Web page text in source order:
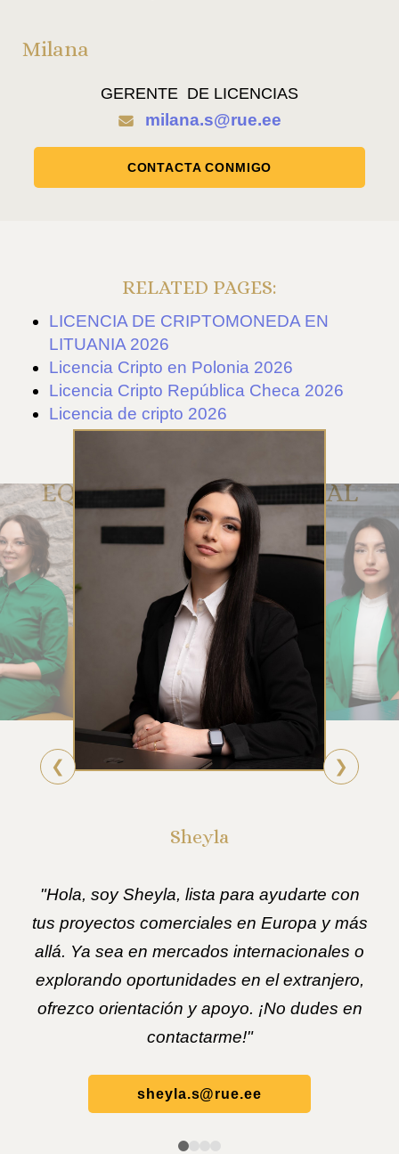
Milana
GERENTE DE LICENCIAS
milana.s@rue.ee
CONTACTA CONMIGO
RELATED PAGES:
LICENCIA DE CRIPTOMONEDA EN
LITUANIA 2026
Licencia Cripto en Polonia 2026
Licencia Cripto República Checa 2026
Licencia de cripto 2026
EQUIPO DE ATENCIÓN AL
CLIENTE DE RUE
❮ ❯
Sheyla
"Hola, soy Sheyla, lista para ayudarte con
tus proyectos comerciales en Europa y más
allá. Ya sea en mercados internacionales o
explorando oportunidades en el extranjero,
ofrezco orientación y apoyo. ¡No dudes en
contactarme!"
sheyla.s@rue.ee